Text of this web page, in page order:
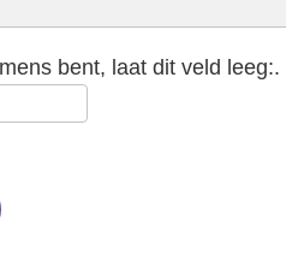
bent, laat dit veld leeg:.